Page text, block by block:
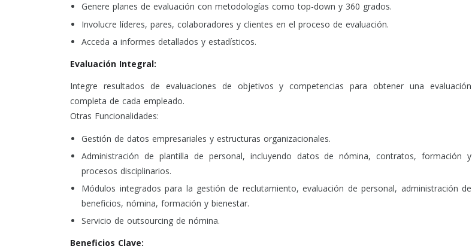
Genere planes de evaluación con metodologías como top-down y 360 grados.
Involucre líderes, pares, colaboradores y clientes en el proceso de evaluación.
Acceda a informes detallados y estadísticos.
Evaluación Integral:
Integre resultados de evaluaciones de objetivos y competencias para obtener una evaluación
completa de cada empleado.
Otras Funcionalidades:
Gestión de datos empresariales y estructuras organizacionales.
Administración de plantilla de personal, incluyendo datos de nómina, contratos, formación y
procesos disciplinarios.
Módulos integrados para la gestión de reclutamiento, evaluación de personal, administración de
beneficios, nómina, formación y bienestar.
Servicio de outsourcing de nómina.
Beneficios Clave: